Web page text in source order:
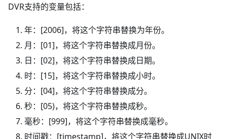
DVR支持的变量包括：
年：[2006]，将这个字符串替换为年份。
月：[01]，将这个字符串替换成月份。
日：[02]，将这个字符串替换成日期。
时：[15]，将这个字符串替换成小时。
分：[04]，将这个字符串替换成分。
秒：[05)，将这个字符串替换成秒。
毫秒：[999]，将这个字符串替换成毫秒。
时间戳：[timestamp]，将这个字符串替换成UNIX时